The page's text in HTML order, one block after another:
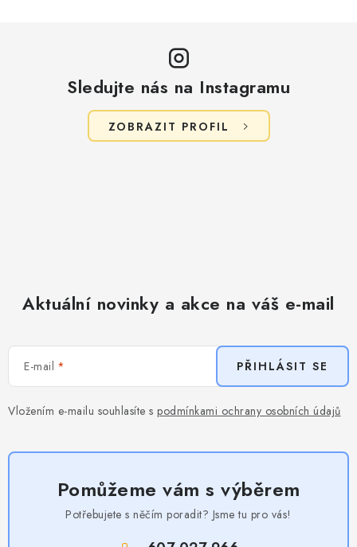
Sledujte nás na Instagramu
ZOBRAZIT PROFIL
Aktuální novinky a akce na váš e-mail
E-mail
Vložením e-mailu souhlasíte s podmínkami ochrany osobních údajů
PŘIHLÁSIT SE
Pomůžeme vám s výběrem
Potřebujete s něčím poradit? Jsme tu pro vás!